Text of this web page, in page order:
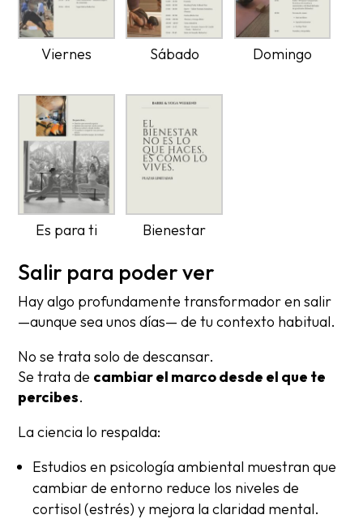
Viernes Sábado Domingo
Es para ti Bienestar
Salir para poder ver
Hay algo profundamente transformador en salir
—aunque sea unos días— de tu contexto habitual.
No se trata solo de descansar.
Se trata de cambiar el marco desde el que te
percibes.
La ciencia lo respalda:
Estudios en psicología ambiental muestran que
cambiar de entorno reduce los niveles de
cortisol (estrés) y mejora la claridad mental.